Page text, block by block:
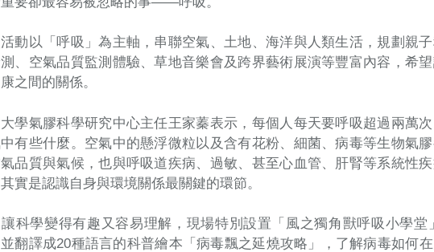
動以「呼吸」為主軸，串聯空氣、土地、海洋與人類生活，規劃親
、空氣品質監測體驗、草地音樂會及跨界藝術展演等豐富內容，希
之間的關係。
學氣膠科學研究中心主任王家蓁表示，每個人每天要呼吸超過兩萬
有些什麼。空氣中的懸浮微粒以及含有花粉、細菌、病毒等生物氣
品質與氣候，也與呼吸道疾病、過敏、甚至心血管、肝腎等系統性
實是認識自身與環境關係最關鍵的環節。
科學變得有趣又容易理解，現場特別設置「風之獨角獸呼吸小學
翻譯成20種語言的科普繪本「病毒飄之延燒攻略」，了解病毒如何